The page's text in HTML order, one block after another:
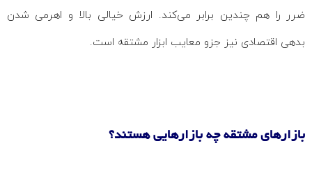
ضرر را هم چندین برابر می‌کند. ارزش خیالی بالا و اهرمی شدن
بدهی اقتصادی نیز جزو معایب ابزار مشتقه است.
بازارهای مشتقه چه بازارهایی هستند؟